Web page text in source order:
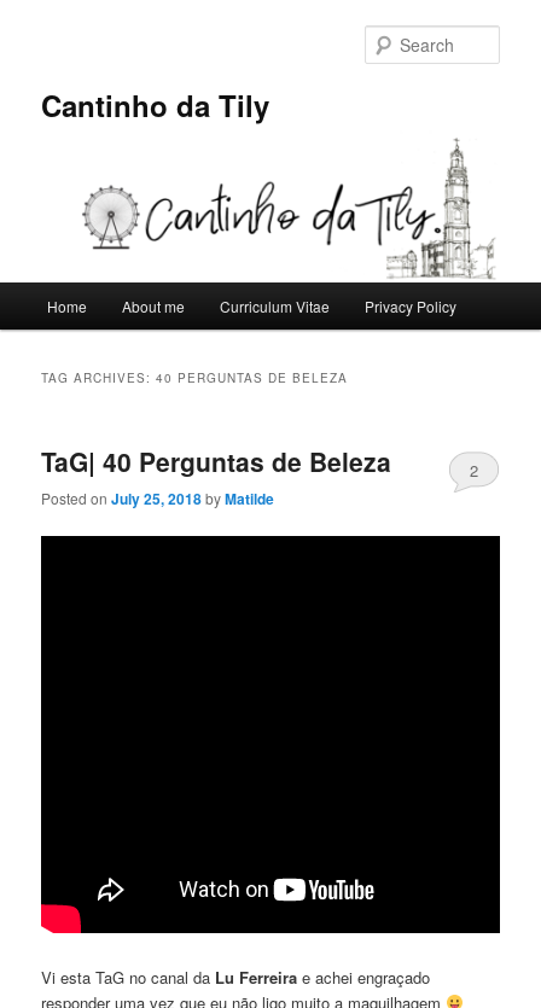
Cantinho da Tily
Home About me Curriculum Vitae Privacy Policy
TAG ARCHIVES:40 PERGUNTAS DE BELEZA
TaG| 40 Perguntas de Beleza
Posted onJuly 25, 2018byMatilde
2
Vi esta TaG no canal da Lu Ferreira e achei engraçado
responder uma vez que eu não ligo muito a maquilhagem